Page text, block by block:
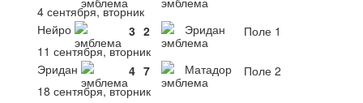
4 сентября, вторник
Нейро
3 2 Эридан
Поле 1
11 сентября, вторник
Эридан
4 7 Матадор
Поле 2
18 сентября, вторник